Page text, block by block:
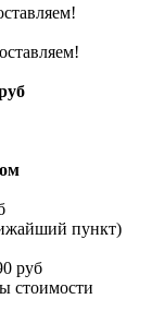
пункт)
руб
стоимости